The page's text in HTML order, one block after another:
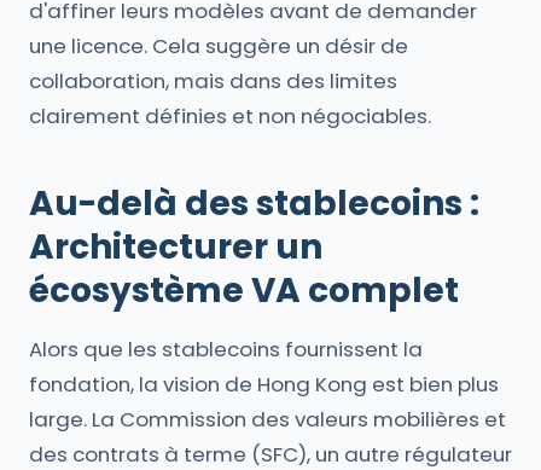
d'affiner leurs modèles avant de demander
une licence. Cela suggère un désir de
collaboration, mais dans des limites
clairement définies et non négociables.
Au-delà des stablecoins :
Architecturer un
écosystème VA complet
Alors que les stablecoins fournissent la
fondation, la vision de Hong Kong est bien plus
large. La Commission des valeurs mobilières et
des contrats à terme (SFC), un autre régulateur